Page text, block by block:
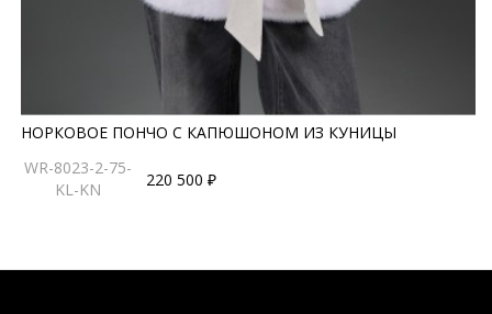
НОРКОВОЕ ПОНЧО С КАПЮШОНОМ ИЗ КУНИЦЫ
WR-8023-2-75-
KL-KN
220 500 ₽